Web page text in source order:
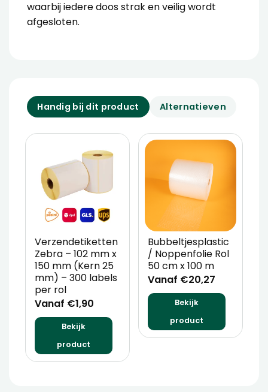
waarbij iedere doos strak en veilig wordt
afgesloten.
Handig bij dit product Alternatieven
Verzendetiketten
Zebra – 102 mm x
150 mm (Kern 25
mm) – 300 labels
per rol
Vanaf €1,90
Bekijk
product
Bubbeltjesplastic
/ Noppenfolie Rol
50 cm x 100 m
Vanaf €20,27
Bekijk
product